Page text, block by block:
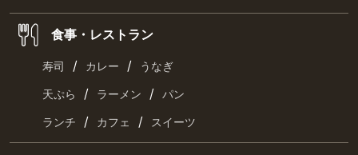
食事・レストラン
寿司 / カレー / うなぎ
天ぷら / ラーメン / パン
ランチ / カフェ / スイーツ